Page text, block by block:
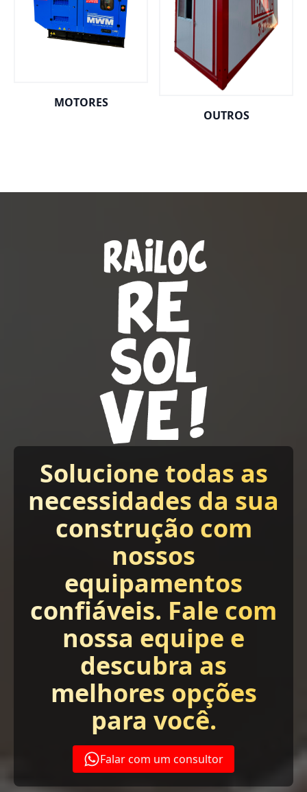
MOTORES
OUTROS
Solucione todas as
necessidades da sua
construção com
nossos
equipamentos
confiáveis. Fale com
nossa equipe e
descubra as
melhores opções
para você.
Falar com um consultor